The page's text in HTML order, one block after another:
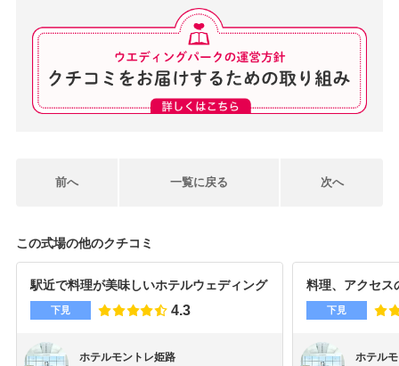
やイメージに寄り添ったご提案を心掛けてまいります。
改めまして、このたびは素敵なご感想をお寄せいただき誠
にありがとうございました。おふたりのご結婚式が素晴ら
しい一日となりますよう、スタッフ一同心を込めてお手伝
前へ 一覧に戻る 次へ
この式場の他のクチコミ
駅近で料理が美味しいホテルウェディング
下見 4.3
ホテルモントレ姫路
料理、アクセス
下見
ホテル